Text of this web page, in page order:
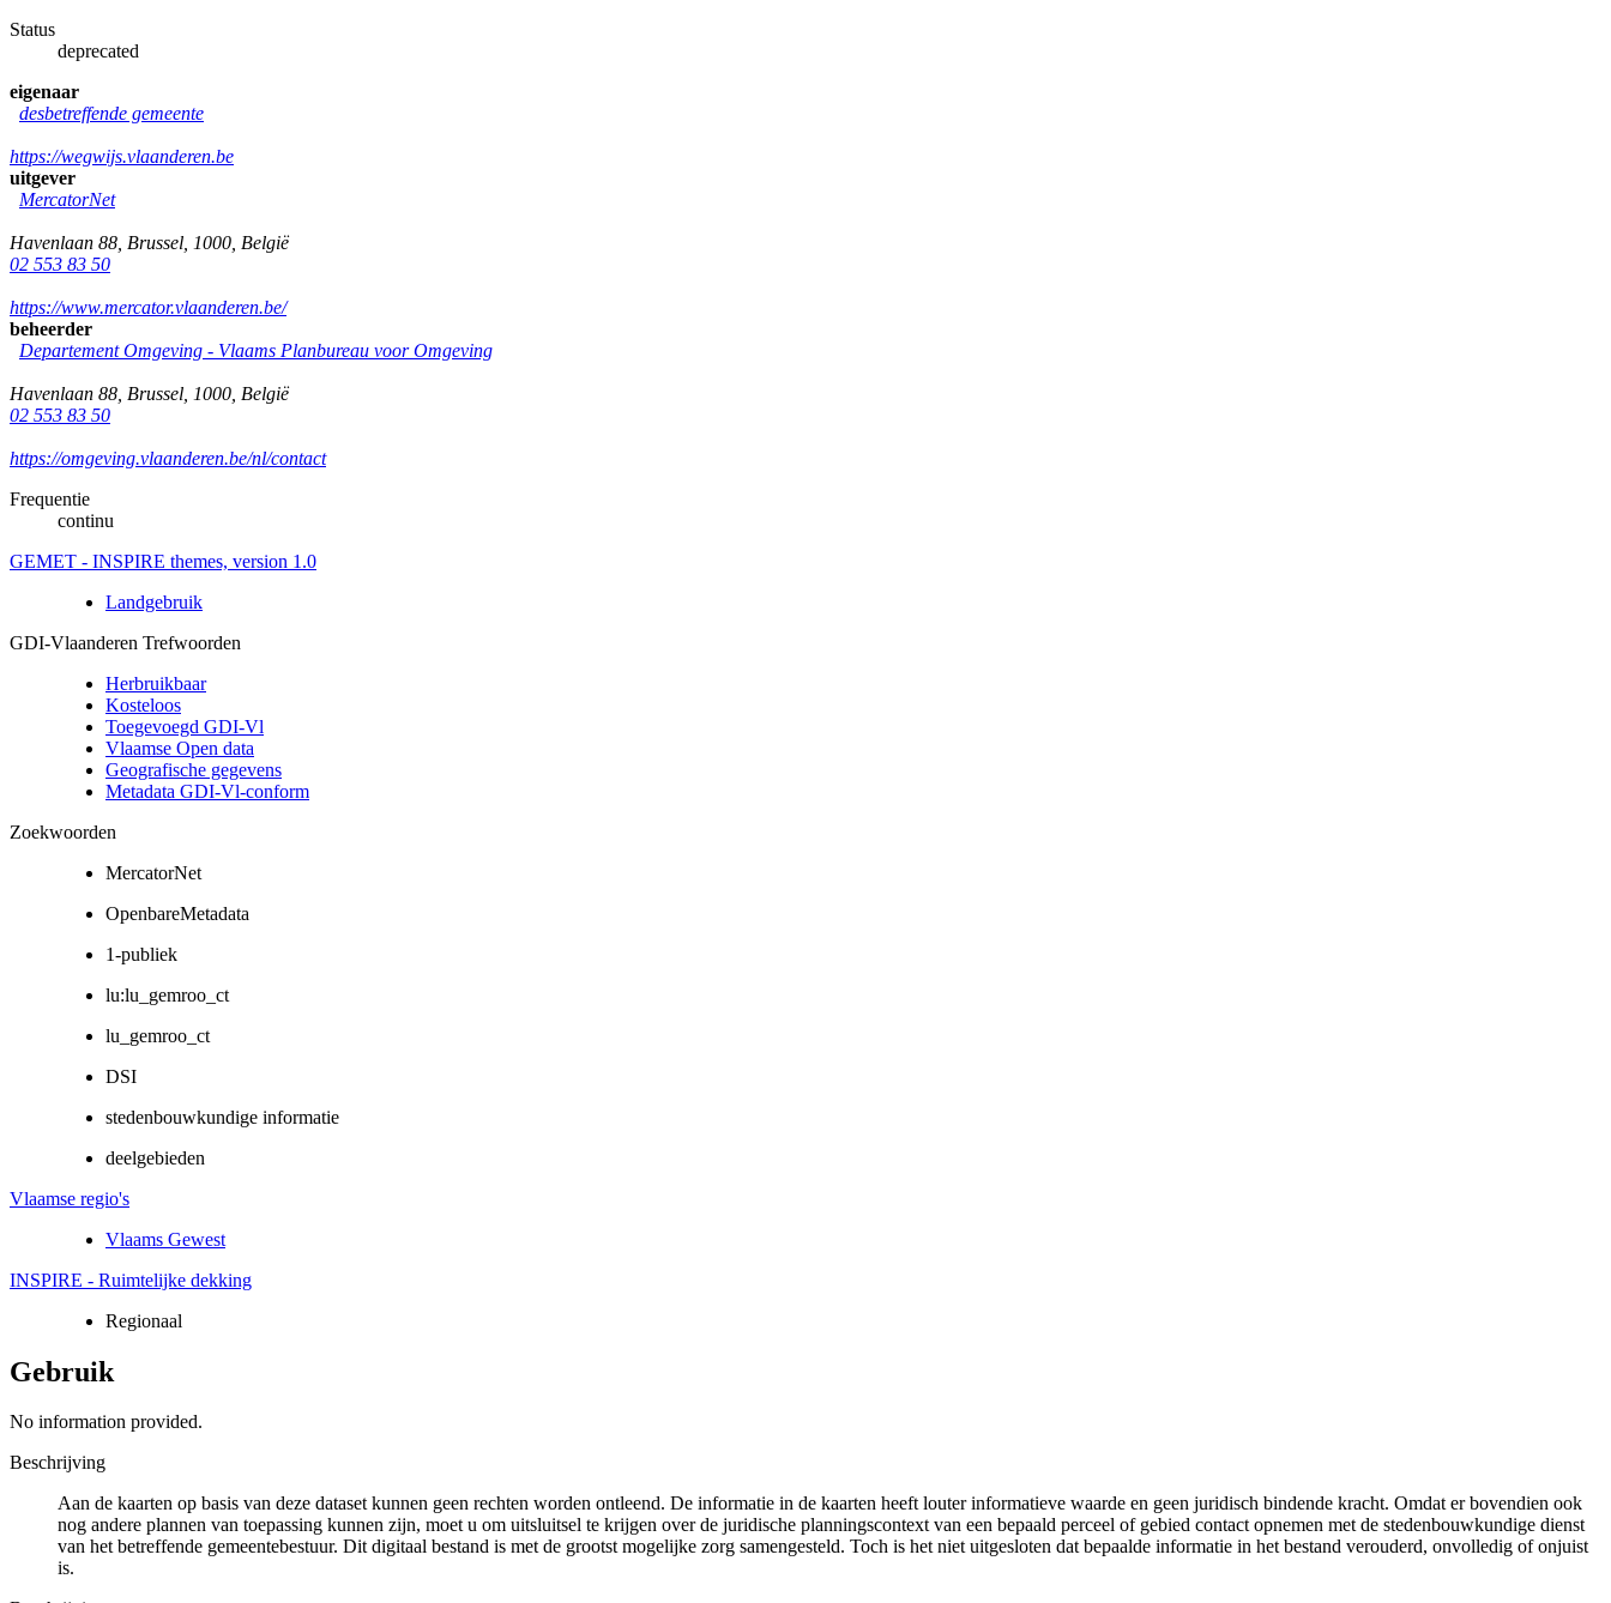
Status
deprecated
eigenaar
desbetreffende gemeente
https://wegwijs.vlaanderen.be
uitgever
MercatorNet
Havenlaan 88 Brussel 1000 België
02 553 83 50
https://www.mercator.vlaanderen.be/
beheerder
Departement Omgeving - Vlaams Planbureau voor Omgeving
Havenlaan 88 Brussel 1000 België
02 553 83 50
https://omgeving.vlaanderen.be/nl/contact
Frequentie
continu
GEMET - INSPIRE themes, version 1.0
Landgebruik
GDI-Vlaanderen Trefwoorden
Herbruikbaar
Kosteloos
Toegevoegd GDI-Vl
Vlaamse Open data
Geografische gegevens
Metadata GDI-Vl-conform
Zoekwoorden
MercatorNet
OpenbareMetadata
1-publiek
lu:lu_gemroo_ct
lu_gemroo_ct
DSI
stedenbouwkundige informatie
deelgebieden
Vlaamse regio's
Vlaams Gewest
INSPIRE - Ruimtelijke dekking
Regionaal
Gebruik
No information provided.
Beschrijving
Aan de kaarten op basis van deze dataset kunnen geen rechten worden ontleend. De informatie in de kaarten heeft louter informatieve waarde en geen juridisch bindende kracht. Omdat er bovendien ook
nog andere plannen van toepassing kunnen zijn, moet u om uitsluitsel te krijgen over de juridische planningscontext van een bepaald perceel of gebied contact opnemen met de stedenbouwkundige dienst
van het betreffende gemeentebestuur. Dit digitaal bestand is met de grootst mogelijke zorg samengesteld. Toch is het niet uitgesloten dat bepaalde informatie in het bestand verouderd, onvolledig of onjuist
is.